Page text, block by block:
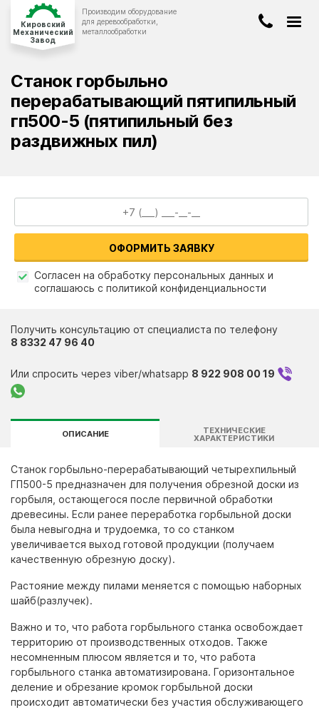
Кировский
Механический
Завод
Производим оборудование
для деревообработки,
металлообработки
КОНВЕЙЕРНОЕ ОБОРУДОВАНИЕ
ЛЕНТОЧНОПИЛЬНЫЕСТАНКИ
БЕТОНОСМЕСИТЕЛИ
Наши работы
Контакты
Киров
8-8332-47-96-40
info@stanwood.ru
ОФОРМИТЬ ЗАЯВКУ
Согласен на обработку персональных данных и
соглашаюсь с политикой конфиденциальности
Получить консультацию от специалиста по телефону
8 8332 47 96 40
Или спросить через viber/whatsapp 8 922 908 00 19
Станок горбыльно
перерабатывающий пятипильный
гп500-5 (пятипильный без
раздвижных пил)
ОПИСАНИЕ ТЕХНИЧЕСКИЕ
ХАРАКТЕРИСТИКИ
Станок горбыльно-перерабатывающий четырехпильный
ГП500-5 предназначен для получения обрезной доски из
горбыля, остающегося после первичной обработки
древесины. Если ранее переработка горбыльной доски
была невыгодна и трудоемка, то со станком
увеличивается выход готовой продукции (получаем
качественную обрезную доску).
Растояние между пилами меняется с помощью наборных
шайб(разлучек).
Важно и то, что работа горбыльного станка освобождает
территорию от производственных отходов. Также
несомненным плюсом является и то, что работа
горбыльного станка автоматизирована. Горизонтальное
деление и обрезание кромок горбыльной доски
происходит автоматически без участия обслуживающего